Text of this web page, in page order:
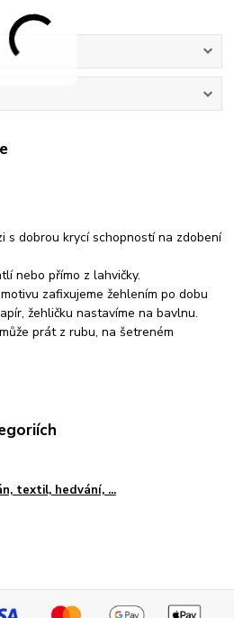
s dobrou krycí schopností na zdobení
nebo přímo z lahvičky.
zafixujeme žehlením po dobu
žehličku nastavíme na bavlnu.
prát z rubu, na šetreném
textil, hedvání, ...